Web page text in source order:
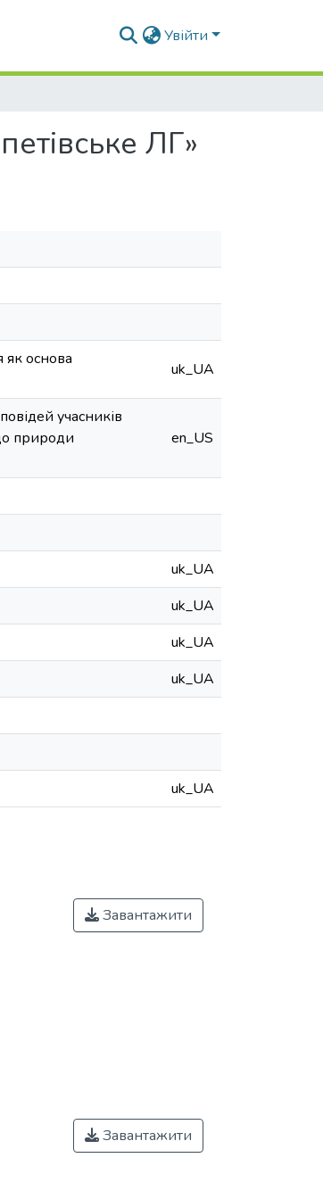
Увійти
ЛГ»
як основа
uk_UA
учасників
природи
en_US
uk_UA
uk_UA
uk_UA
uk_UA
uk_UA
Завантажити
Завантажити